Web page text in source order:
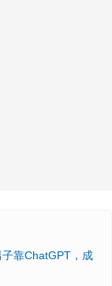
靠ChatGPT，成